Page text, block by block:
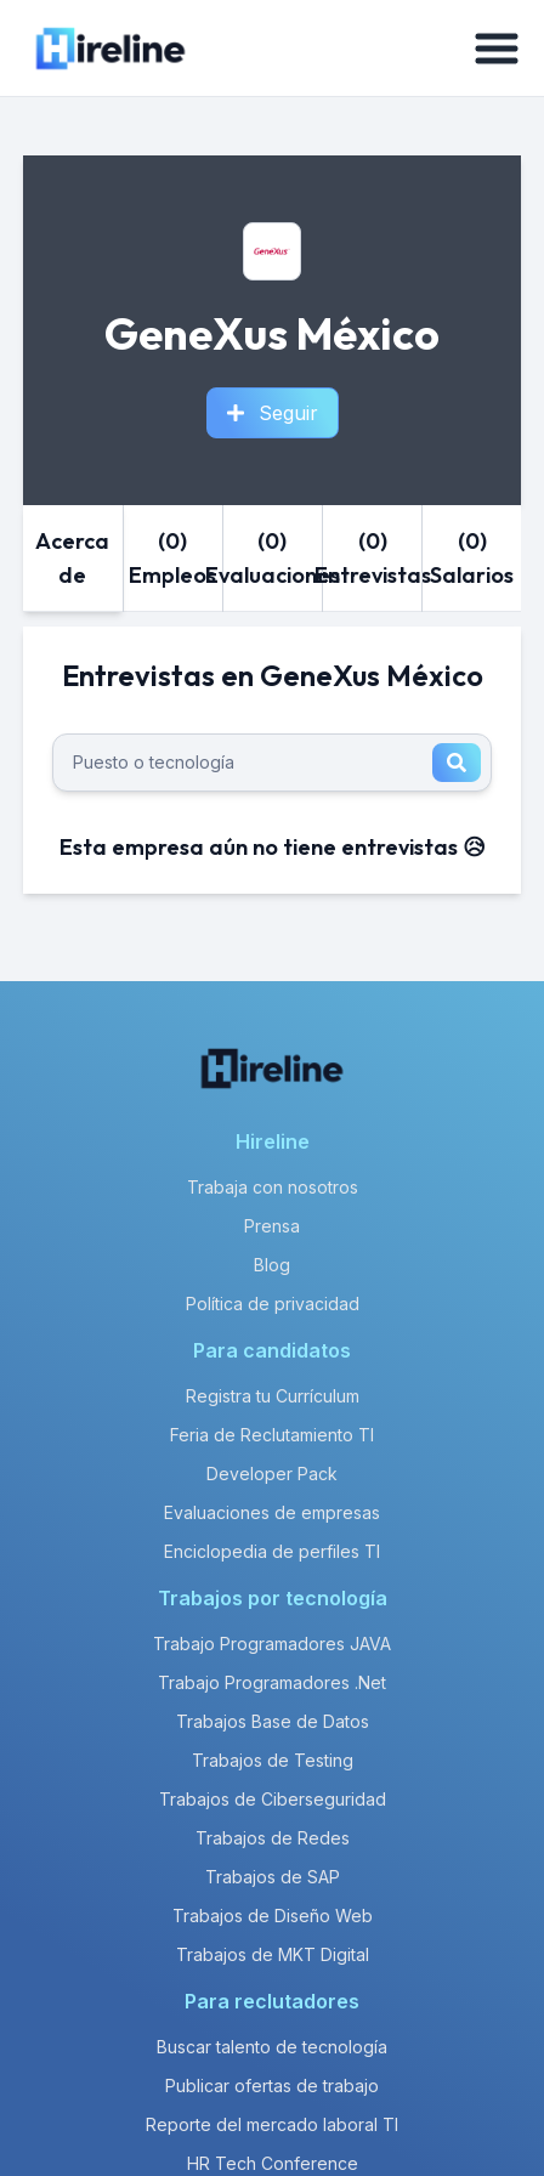
GeneXus México
Seguir
Acerca
de
(0)
Empleos
(0)
Evaluaciones
(0)
Entrevistas
(0)
Salarios
Entrevistas en GeneXus México
Esta empresa aún no tiene entrevistas 😥
Hireline
Trabaja con nosotros
Prensa
Blog
Política de privacidad
Para candidatos
Registra tu Currículum
Feria de Reclutamiento TI
Developer Pack
Evaluaciones de empresas
Enciclopedia de perfiles TI
Trabajos por tecnología
Trabajo Programadores JAVA
Trabajo Programadores .Net
Trabajos Base de Datos
Trabajos de Testing
Trabajos de Ciberseguridad
Trabajos de Redes
Trabajos de SAP
Trabajos de Diseño Web
Trabajos de MKT Digital
Para reclutadores
Buscar talento de tecnología
Publicar ofertas de trabajo
Reporte del mercado laboral TI
HR Tech Conference